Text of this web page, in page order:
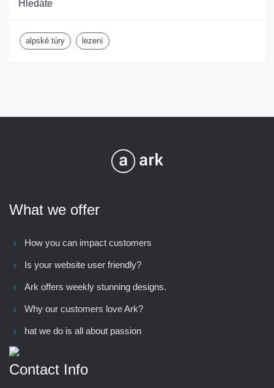
Hledáte
alpské túry lezení
What we offer
How you can impact customers
Is your website user friendly?
Ark offers weekly stunning designs.
Why our customers love Ark?
hat we do is all about passion
Contact Info